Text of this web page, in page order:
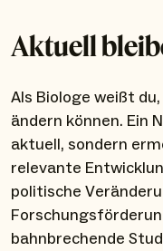
Aktuell
Als Biologe weißt
ändern können. Ein
aktuell, sondern
relevante
politische
bahnbrechende